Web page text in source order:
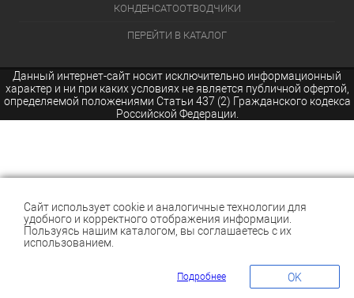
КОНДЕНСАТООТВОДЧИКИ
ПЕРЕЙТИ В КАТАЛОГ
Данный интернет-сайт носит исключительно информационный
характер и ни при каких условиях не является публичной офертой,
определяемой положениями Статьи 437 (2) Гражданского кодекса
Российской Федерации.
Сайт использует cookie и аналогичные технологии для
удобного и корректного отображения информации.
Пользуясь нашим каталогом, вы соглашаетесь с их
использованием.
Подробнее OK